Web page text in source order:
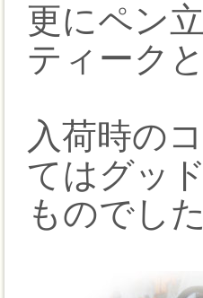
更にペン
ティーク
入荷時の
てはグッ
ものでした